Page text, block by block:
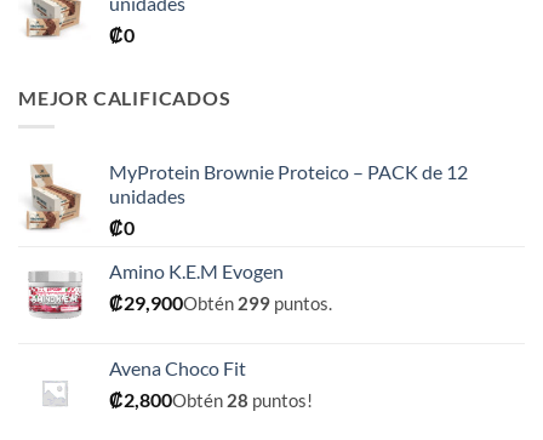
₡0
MEJOR CALIFICADOS
MyProtein Brownie Proteico – PACK de 12
unidades
₡0
Amino K.E.M Evogen
₡29,900Obtén 299 puntos.
Avena Choco Fit
₡2,800Obtén 28 puntos!